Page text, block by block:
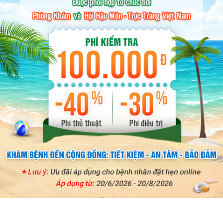
CHÚ Ý:ĐỂ TRÁNH PHÁT SINH CHI PHÍ GÓI CƯỚC ĐIỆN THOẠI
x